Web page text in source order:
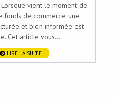
vient le moment de
fonds de commerce, une
et bien informée est
Cet article vous...
LIRE LA SUITE